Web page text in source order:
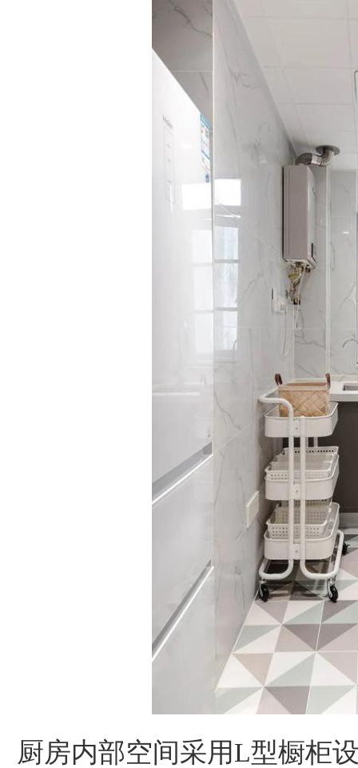
厨房内部空间采用L型橱柜